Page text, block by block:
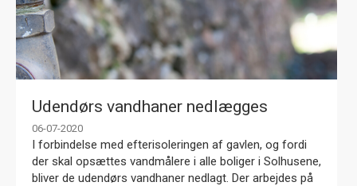
Udendørs vandhaner nedlægges
06-07-2020
I forbindelse med efterisoleringen af gavlen, og fordi
der skal opsættes vandmålere i alle boliger i Solhusene,
bliver de udendørs vandhaner nedlagt. Der arbejdes på